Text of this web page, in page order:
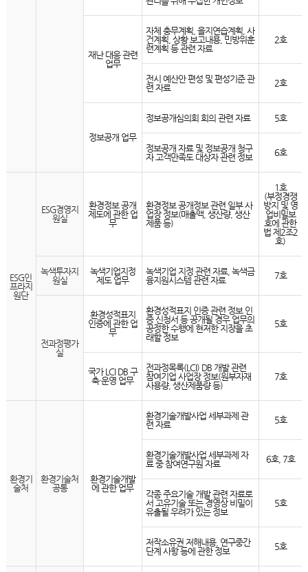
재난 대응 관련
업무
자체 충무계획, 을지연습계획, 사
건계획, 상황 보고내용, 민방위훈
련계획 등 관련 자료
2호
전시 예산안 편성 및 편성기준 관
련 자료
2호
정보공개 업무
정보공개심의회 회의 관련 자료 5호
정보공개 자료 및 정보공개 청구
자 고객만족도 대상자 관련 정보
6호
ESG인
프라지
원단
ESG경영지
원실
환경정보 공개
제도에 관한 업
무
환경정보 공개정보 관련 일부 사
업장 정보(매출액, 생산량, 생산
제품 등)
1호
(부정경쟁
방지 및 영
업비밀보
호에 관한
법 제2조2
호)
녹색투자지
원실
녹색기업지정
제도 업무
녹색기업 지정 관련 자료, 녹색금
융지원시스템 관련 자료
7호
전과정평가
실
환경성적표지
인증에 관한 업
무
환경성적표지 인증 관련 정보 인
증 신청서 등 공개될 경우 업무의
공정한 수행에 현저한 지장을 초
래할 정보
5호
국가 LCI DB 구
축·운영 업무
전과정목록(LCI) DB 개발 관련
참여기업 사업장 정보(원부자재
사용량, 생산제품량 등)
7호
환경기
술처
환경기술처
공통
환경기술개발
에 관한 업무
환경기술개발사업 세부과제 관
련 자료
5호
환경기술개발사업 세부과제 자
료 중 참여연구원 자료
6호, 7호
각종 주요기술 개발 관련 자료로
서 고유기술 또는 경영상 비밀이
유출될 우려가 있는 정보
5호
저작소유권 저해내용, 연구중간
단계 사항 등에 관한 정보
5호